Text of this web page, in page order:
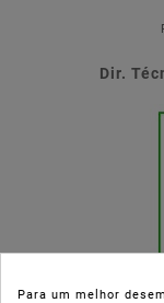
Dir.
Para um melhor